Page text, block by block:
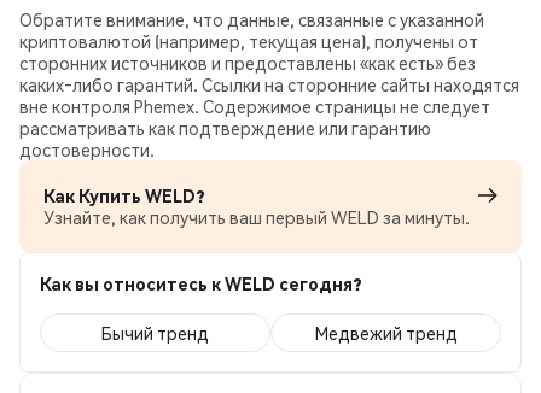
Обратите внимание, что данные, связанные с указанной
криптовалютой (например, текущая цена), получены от
сторонних источников и предоставлены «как есть» без
каких‑либо гарантий. Ссылки на сторонние сайты находятся
вне контроля Phemex. Содержимое страницы не следует
рассматривать как подтверждение или гарантию
достоверности.
Как Купить WELD?
Узнайте, как получить ваш первый WELD за минуты.
Как вы относитесь к WELD сегодня?
Бычий тренд Медвежий тренд